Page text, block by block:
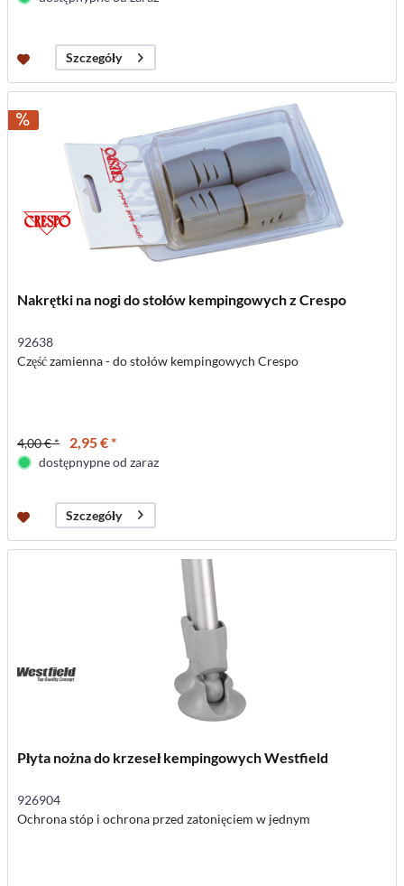
Szczegóły
Nakrętki na nogi do stołów kempingowych z Crespo
92638
Część zamienna - do stołów kempingowych Crespo
4,00 € * 2,95 € *
dostępnypne od zaraz
Szczegóły
Płyta nożna do krzeseł kempingowych Westfield
926904
Ochrona stóp i ochrona przed zatonięciem w jednym